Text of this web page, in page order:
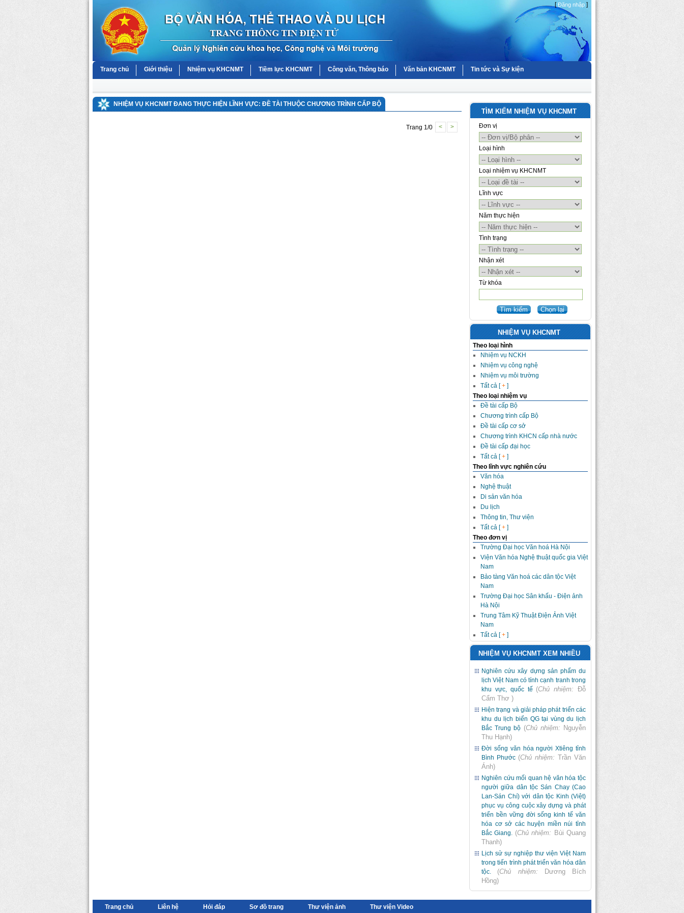
[Đăng nhập ]
Trang chủ Giới thiệu Nhiệm vụ KHCNMT Tiềm lực KHCNMT Công văn, Thông báo Văn bản KHCNMT Tin tức và Sự kiện
NHIỆM VỤ KHCNMT ĐANG THỰC HIỆN LĨNH VỰC: ĐỀ TÀI THUỘC CHƯƠNG TRÌNH CẤP BỘ
Trang 1/0 < >
TÌM KIẾM NHIỆM VỤ KHCNMT
Đơn vị
Loại hình
Loại nhiệm vụ KHCNMT
Lĩnh vực
Năm thực hiện
Tình trạng
Nhận xét
Từ khóa
NHIỆM VỤ KHCNMT
Theo loại hình
Nhiệm vụ NCKH
Nhiệm vụ công nghệ
Nhiệm vụ môi trường
Tất cả [+ ]
Theo loại nhiệm vụ
Đề tài cấp Bộ
Chương trình cấp Bộ
Đề tài cấp cơ sở
Chương trình KHCN cấp nhà nước
Đề tài cấp đại học
Tất cả [+ ]
Theo lĩnh vực nghiên cứu
Văn hóa
Nghệ thuật
Di sản văn hóa
Du lịch
Thông tin, Thư viện
Tất cả [+ ]
Theo đơn vị
Trường Đại học Văn hoá Hà Nội
Viện Văn hóa Nghệ thuật quốc gia Việt
Nam
Bảo tàng Văn hoá các dân tộc Việt
Nam
Trường Đại học Sân khấu - Điện ảnh
Hà Nội
Trung Tâm Kỹ Thuật Điện Ảnh Việt
Nam
Tất cả [+ ]
NHIỆM VỤ KHCNMT XEM NHIỀU
Nghiên cứu xây dựng sản phẩm du
lịch Việt Nam có tính cạnh tranh trong
khu vực, quốc tế (Chủ nhiệm:
Đỗ
Cẩm Thơ )
Hiện trạng và giải pháp phát triển các
khu du lịch biển QG tại vùng du lịch
Bắc Trung bộ (Chủ nhiệm: Nguyễn
Thu Hạnh)
Đời sống văn hóa người Xtiêng tỉnh
Bình Phước (Chủ nhiệm: Trần Văn
Ánh)
Nghiên cứu mối quan hệ văn hóa tộc
người giữa dân tộc Sán Chay (Cao
Lan-Sán Chí) với dân tộc Kinh (Việt)
phục vụ công cuộc xây dựng và phát
triển bền vững đời sống kinh tế văn
hóa cơ sở các huyện miền núi tỉnh
Bắc Giang. (Chủ nhiệm: Bùi Quang
Thanh)
Lịch sử sự nghiệp thư viện Việt Nam
trong tiến trình phát triển văn hóa dân
tộc.
(Chủ nhiệm:
Dương Bích
Hồng)
Trang chủ Liên hệ Hỏi đáp Sơ đồ trang Thư viện ảnh Thư viện Video